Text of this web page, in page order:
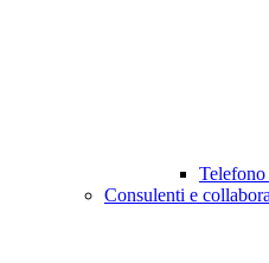
Telefono
Consulenti e